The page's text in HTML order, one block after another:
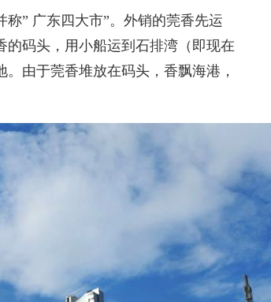
” 广东四大市”。外销的莞香先运
码头，用小船运到石排湾（即现在
由于莞香堆放在码头，香飘海港，